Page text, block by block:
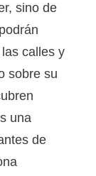
sino de
calles y
sobre su
una
de